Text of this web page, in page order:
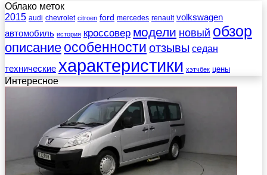
Облако меток
2015 audi chevrolet citroen ford mercedes renault volkswagen
автомобиль история кроссовер модели новый обзор
описание особенности отзывы седан
технические характеристики хэтчбек цены
Интересное